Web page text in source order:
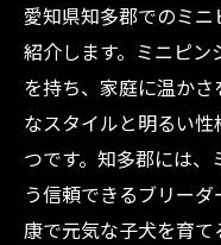
愛知県知多郡でのミ
紹介します。ミニピ
を持ち、家庭に温か
なスタイルと明るい
つです。知多郡には
う信頼できるブリー
康で元気な子犬を育